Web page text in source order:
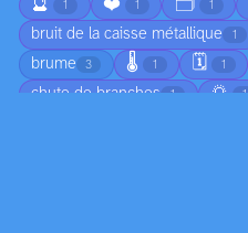
🔮
1 ❤️ 1 🗂️ 1
bruit de la caisse métallique 1
brume 3 🌡️ 1 🗓️ 1
chute de branches 1 🌅 1